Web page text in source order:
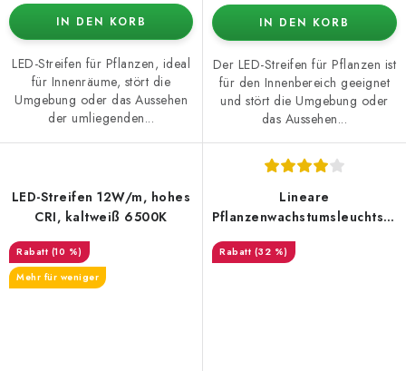
IN DEN KORB
LED-Streifen für Pflanzen, ideal
für Innenräume, stört die
Umgebung oder das Aussehen
der umliegenden...
IN DEN KORB
Der LED-Streifen für Pflanzen ist
für den Innenbereich geeignet
und stört die Umgebung oder
das Aussehen...
LED-Streifen 12W/m, hohes
CRI, kaltweiß 6500K
(10 %)
Mehr für weniger
Lineare
120cm 28W
(32 %)